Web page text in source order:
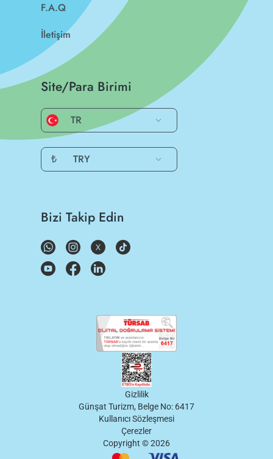
F.A.Q
İletişim
Site/Para Birimi
TR
₺ TRY
Bizi Takip Edin
Gizlilik
Günşat Turizm, Belge No: 6417
Kullanıcı Sözleşmesi
Çerezler
Copyright ©2026